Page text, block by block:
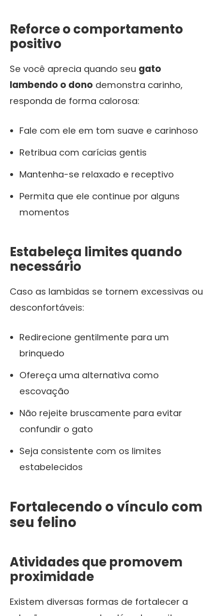
Reforce o comportamento
positivo
Se você aprecia quando seu gato
lambendo o dono demonstra carinho,
responda de forma calorosa:
Fale com ele em tom suave e carinhoso
Retribua com carícias gentis
Mantenha-se relaxado e receptivo
Permita que ele continue por alguns
momentos
Estabeleça limites quando
necessário
Caso as lambidas se tornem excessivas ou
desconfortáveis:
Redirecione gentilmente para um
brinquedo
Ofereça uma alternativa como
escovação
Não rejeite bruscamente para evitar
confundir o gato
Seja consistente com os limites
estabelecidos
Fortalecendo o vínculo com
seu felino
Atividades que promovem
proximidade
Existem diversas formas de fortalecer a